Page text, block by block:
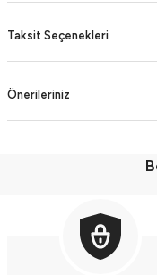
Taksit Seçenekleri
Önerileriniz
Organik %100 Pamuk